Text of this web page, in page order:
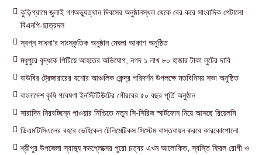
কুড়িগ্রামে জুলাই গণঅভ্যুত্থান দিবসের অনুষ্ঠানস্থল থেকে বের করে সাংবাদিক পেটালো
বিএনপি-ছাত্রদল
স্বপ্ন সাধনা’র সাংস্কৃতিক অনুষ্ঠান মেঘলা আকাশ অনুষ্ঠিত
মধুপুরে বৃদ্ধকে পিটিয়ে আহতের অভিযোগ, নগদ ১ লাখ ৮০ হাজার টাকা লুটের দাবি
বাউবির ট্রেজারারের যশোর আঞ্চলিক কেন্দ্র পরিদর্শন উপলক্ষে মতবিনিময় সভা অনুষ্ঠিত
বাংলাদেশ কৃষি গবেষণা ইনস্টিটিউটের গৌরবের ৫০ বছর পূর্তি অনুষ্ঠান
সারাদিন নিরবচ্ছিন্ন পাওয়ার নিশ্চিতে নতুন সি-সিরিজ স্মার্টফোন নিয়ে আসছে রিয়েলমি
ডিএমটিসিএলের বহরে ভেহিকেল টেলিমেটিকস সিস্টেম বাস্তবায়ন করবে কারকোপোলো
শ্রীপুর উপজেলা স্বাস্থ্য কমপ্লেক্সের পুরো চত্বর এখন আলোকিত, স্বস্তি ফিরল রোগী ও